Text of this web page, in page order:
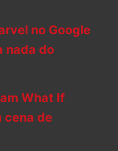
no Google
nada do
What If
cena de